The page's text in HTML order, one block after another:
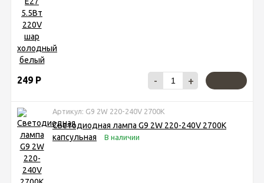
249 Р - +
Артикул: G9 2W 220-240V 2700K
Светодиодная лампа G9 2W 220-240V 2700K
капсульная
В наличии